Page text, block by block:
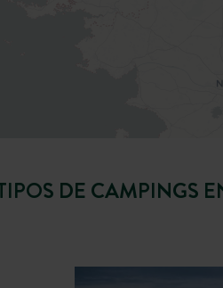
DE CAMPINGS